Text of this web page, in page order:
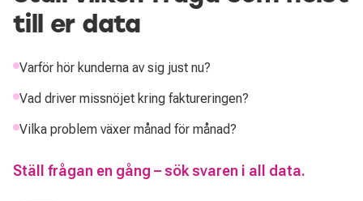
till er data
Varför hör kunderna av sig just nu?
Vad driver missnöjet kring faktureringen?
Vilka problem växer månad för månad?
Ställ frågan en gång – sök svaren i all data.